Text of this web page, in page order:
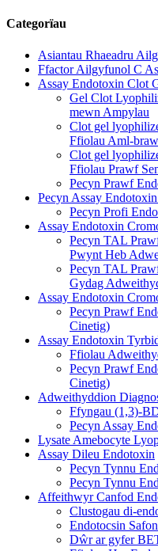
Categorïau
Asiantau Rhaeadru
Ffactor Ailgyfunol C
Assay Endotoxin Clot
Gel Clot
mewn Ampylau
Clot gel
Ffiolau Aml-
Clot gel
Ffiolau Prawf
Pecyn Prawf
Pecyn Assay
Pecyn Profi
Assay Endotoxin
Pecyn TAL
Pwynt Heb
Pecyn TAL
Gydag
Assay Endotoxin
Pecyn Prawf
Cinetig)
Assay Endotoxin
Ffiolau
Pecyn Prawf
Cinetig)
Adweithyddion
Ffyngau (1,3)-
Pecyn Assay
Lysate Amebocyte
Assay Dileu Endotoxin
Pecyn Tynnu
Pecyn Tynnu
Affeithwyr Canfod
Clustogau di-
Endotocsin
Dŵr ar gyfer